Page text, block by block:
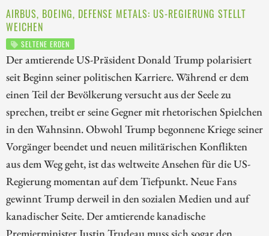
AIRBUS, BOEING, DEFENSE METALS: US-REGIERUNG STELLT
WEICHEN
SELTENE ERDEN
Der amtierende US-Präsident Donald Trump polarisiert
seit Beginn seiner politischen Karriere. Während er dem
einen Teil der Bevölkerung versucht aus der Seele zu
sprechen, treibt er seine Gegner mit rhetorischen Spielchen
in den Wahnsinn. Obwohl Trump begonnene Kriege seiner
Vorgänger beendet und neuen militärischen Konflikten
aus dem Weg geht, ist das weltweite Ansehen für die US-
Regierung momentan auf dem Tiefpunkt. Neue Fans
gewinnt Trump derweil in den sozialen Medien und auf
kanadischer Seite. Der amtierende kanadische
Premierminister Justin Trudeau muss sich sogar den